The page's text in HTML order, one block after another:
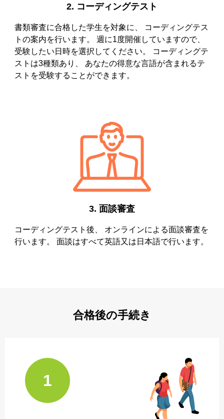
2. コーディングテスト
書類審査に合格した学生を対象に、 コーディングテス
トの案内を行います。 週に1度開催していますので、
受験したい日時を選択してください。 コーディングテ
ストは3種類あり、 あなたの得意な言語が含まれるテ
ストを受験することができます。
3. 面談審査
コーディングテスト後、 オンラインによる面談審査を
行います。 面談はすべて英語又は日本語で行います。
合格後の手続き
1